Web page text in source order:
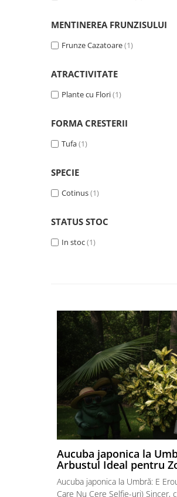
MENTINEREA FRUNZISULUI
Frunze Cazatoare(1)
ATRACTIVITATE
Plante cu Flori(1)
FORMA CRESTERII
Tufa(1)
SPECIE
Cotinus(1)
STATUS STOC
In stoc(1)
Aucuba japonica la
Arbustul Ideal pentru
Aucuba japonica la Umbră: E
Care Nu Cere Selfie-uri) Sincer,